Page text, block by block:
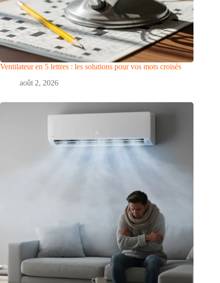
Ventilateur en 5 lettres : les solutions pour vos mots croisés
août 2, 2026